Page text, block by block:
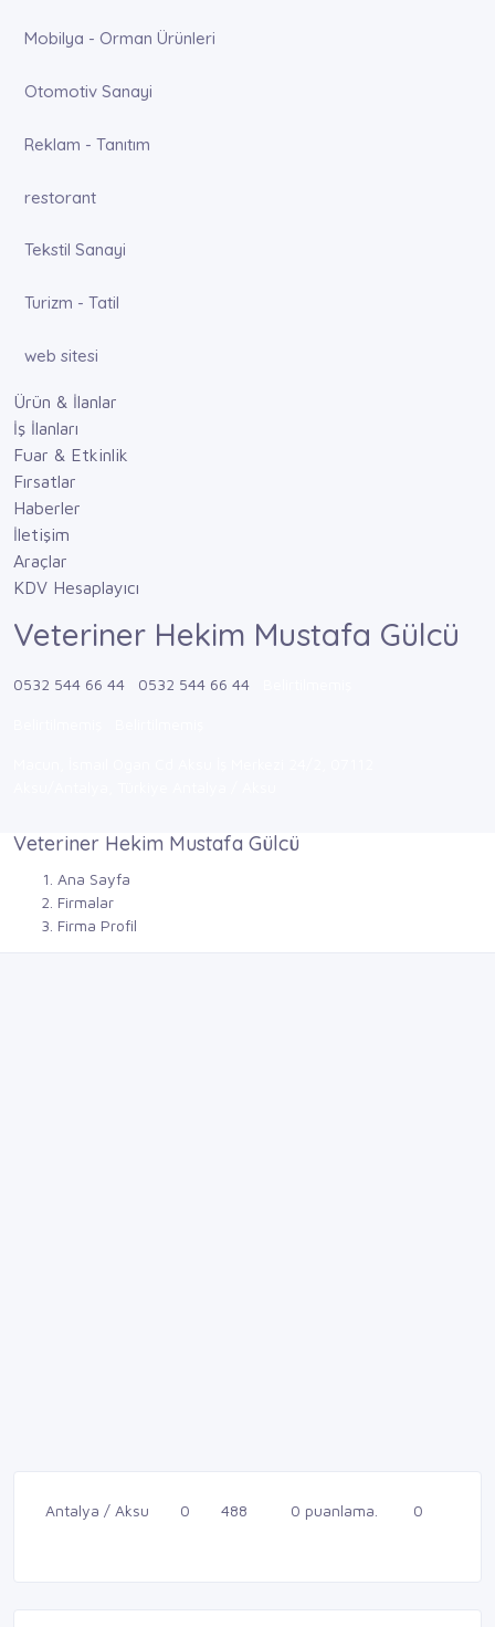
Mobilya - Orman Ürünleri
Otomotiv Sanayi
Reklam - Tanıtım
restorant
Tekstil Sanayi
Turizm - Tatil
web sitesi
Ürün & İlanlar
İş İlanları
Fuar & Etkinlik
Fırsatlar
Haberler
İletişim
Araçlar
KDV Hesaplayıcı
Veteriner Hekim Mustafa Gülcü
0532 544 66 44 0532 544 66 44
Veteriner Hekim Mustafa Gülcü
Ana Sayfa
Firmalar
Firma Profil
Antalya / Aksu 0 488 0 puanlama. 0